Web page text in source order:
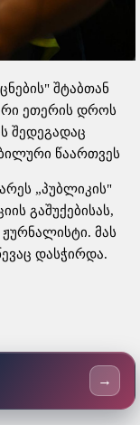
შტაბთან
ეთერის დროს
შედეგადაც
წაართვეს
„პუბლიკის"
გაშუქებისას,
მას
დასჭირდა.
→